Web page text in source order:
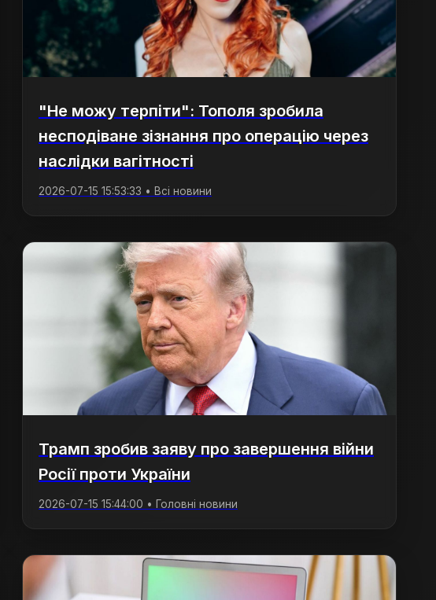
"Не можу терпіти": Тополя зробила
несподіване зізнання про операцію через
наслідки вагітності
2026-07-15 15:53:33 • Всі новини
Трамп зробив заяву про завершення війни
Росії проти України
2026-07-15 15:44:00 • Головні новини